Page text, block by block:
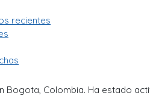
recientes
Colombia. Ha estado